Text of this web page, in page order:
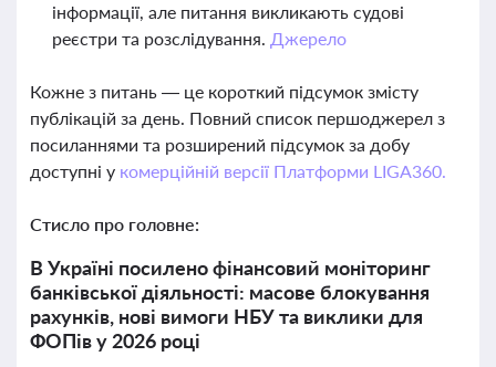
інформації, але питання викликають судові
реєстри та розслідування. Джерело
Кожне з питань — це короткий підсумок змісту
публікацій за день. Повний список першоджерел з
посиланнями та розширений підсумок за добу
доступні у комерційній версії Платформи LIGA360.
Стисло про головне:
В Україні посилено фінансовий моніторинг
банківської діяльності: масове блокування
рахунків, нові вимоги НБУ та виклики для
ФОПів у 2026 році